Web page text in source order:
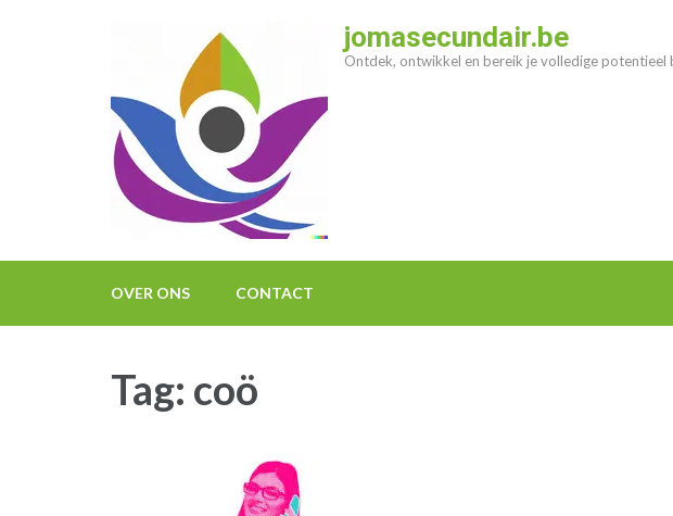
jomasecundair.be
Ontdek, ontwikkel en bereik je volledige potentieel
OVER ONS CONTACT
Tag: coö